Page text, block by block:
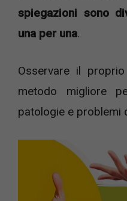
spiegazioni sono
una per una.
Osservare il
metodo migliore
patologie e problemi